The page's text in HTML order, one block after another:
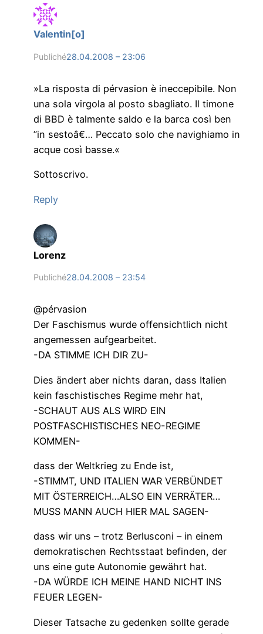
Valentin[o]
Publiché28.04.2008 – 23:06
»La risposta di pérvasion è ineccepibile. Non
una sola virgola al posto sbagliato. Il timone
di BBD è talmente saldo e la barca così ben
”in sestoâ€… Peccato solo che navighiamo in
acque così basse.«
Sottoscrivo.
Reply
Lorenz
Publiché28.04.2008 – 23:54
@pérvasion
Der Faschismus wurde offensichtlich nicht
angemessen aufgearbeitet.
-DA STIMME ICH DIR ZU-
Dies ändert aber nichts daran, dass Italien
kein faschistisches Regime mehr hat,
-SCHAUT AUS ALS WIRD EIN
POSTFASCHISTISCHES NEO-REGIME
KOMMEN-
dass der Weltkrieg zu Ende ist,
-STIMMT, UND ITALIEN WAR VERBÜNDET
MIT ÖSTERREICH…ALSO EIN VERRÄTER…
MUSS MANN AUCH HIER MAL SAGEN-
dass wir uns – trotz Berlusconi – in einem
demokratischen Rechtsstaat befinden, der
uns eine gute Autonomie gewährt hat.
-DA WÜRDE ICH MEINE HAND NICHT INS
FEUER LEGEN-
Dieser Tatsache zu gedenken sollte gerade